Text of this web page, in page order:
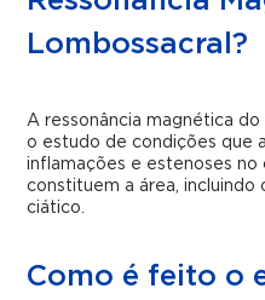
Lombossacral?
A ressonância magnética
o estudo de condições que
inflamações e estenoses no
constituem a área,
ciático.
Como é feito o